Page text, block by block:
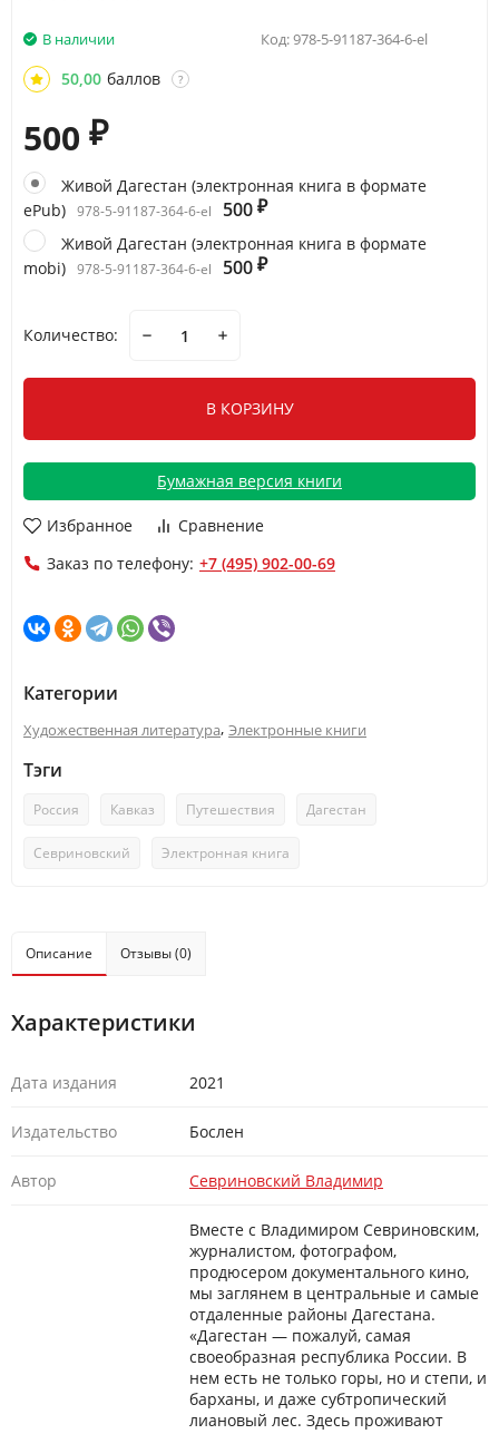
Код:978-5-91187-364-6-el
В наличии
50,00 баллов ?
500 ₽
Живой Дагестан (электронная книга в формате
ePub) 978-5-91187-364-6-el 500 ₽
Живой Дагестан (электронная книга в формате
mobi) 978-5-91187-364-6-el 500 ₽
Количество:
В КОРЗИНУ
Бумажная версия книги
Избранное
Сравнение
Заказ по телефону: +7 (495) 902-00-69
Категории
Художественная литература, Электронные книги
Тэги
Россия Кавказ Путешествия Дагестан
Севриновский Электронная книга
Описание Отзывы (0)
Характеристики
Дата издания 2021
Издательство Бослен
Автор Севриновский Владимир
Вместе с Владимиром Севриновским,
журналистом, фотографом,
продюсером документального кино,
мы заглянем в центральные и самые
отдаленные районы Дагестана.
«Дагестан — пожалуй, самая
своеобразная республика России. В
нем есть не только горы, но и степи, и
барханы, и даже субтропический
лиановый лес. Здесь проживают